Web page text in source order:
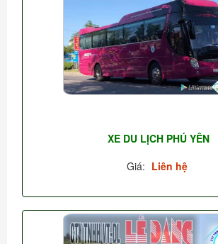
XE DU LỊCH PHÚ YÊN
Giá: Liên hệ